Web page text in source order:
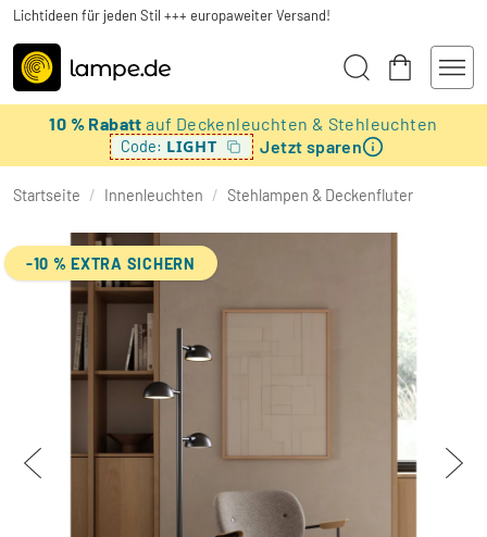
Lichtideen für jeden Stil +++ europaweiter Versand!
10 % Rabattauf Deckenleuchten & Stehleuchten
Code: LIGHT Jetzt sparen
Startseite / Innenleuchten / Stehlampen & Deckenfluter
-10 % EXTRA SICHERN